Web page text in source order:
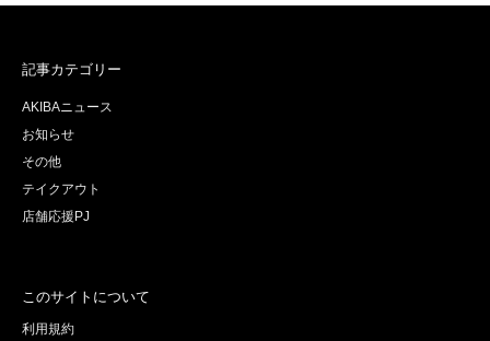
記事カテゴリー
AKIBAニュース
お知らせ
その他
テイクアウト
店舗応援PJ
このサイトについて
利用規約